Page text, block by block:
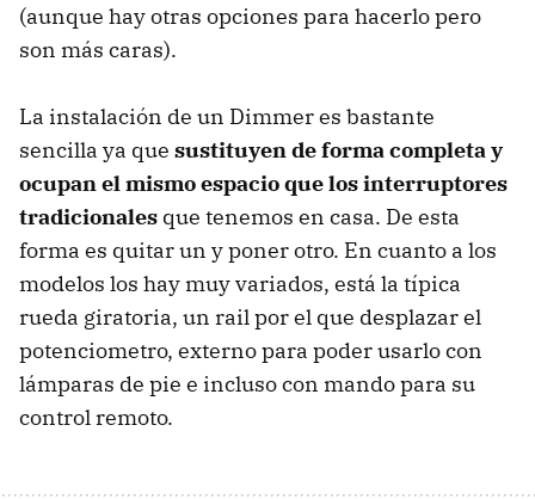
(aunque hay otras opciones para hacerlo pero
son más caras).
La instalación de un Dimmer es bastante
sencilla ya que sustituyen de forma completa y
ocupan el mismo espacio que los interruptores
tradicionales que tenemos en casa. De esta
forma es quitar un y poner otro. En cuanto a los
modelos los hay muy variados, está la típica
rueda giratoria, un rail por el que desplazar el
potenciometro, externo para poder usarlo con
lámparas de pie e incluso con mando para su
control remoto.